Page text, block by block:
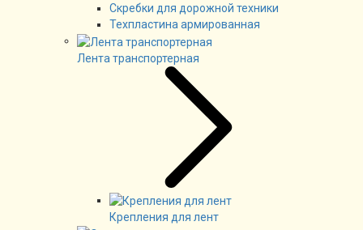
Скребки для дорожной техники
Техпластина армированная
Лента транспортерная
Крепления для лент